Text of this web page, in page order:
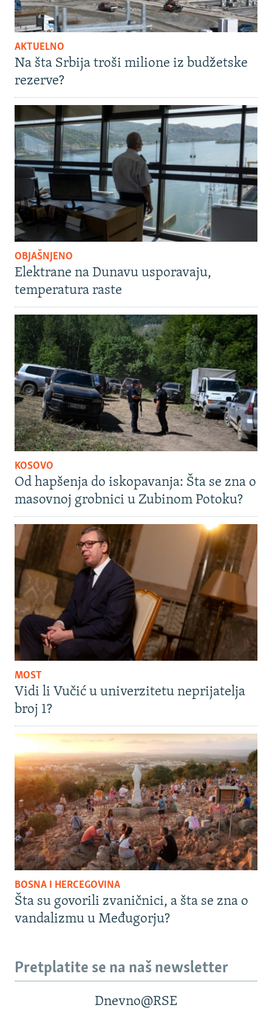
AKTUELNO
Na šta Srbija troši milione iz budžetske
rezerve?
OBJAŠNJENO
Elektrane na Dunavu usporavaju,
temperatura raste
KOSOVO
Od hapšenja do iskopavanja: Šta se zna o
masovnoj grobnici u Zubinom Potoku?
MOST
Vidi li Vučić u univerzitetu neprijatelja
broj 1?
BOSNA I HERCEGOVINA
Šta su govorili zvaničnici, a šta se zna o
vandalizmu u Međugorju?
Pretplatite se na naš newsletter
Dnevno@RSE